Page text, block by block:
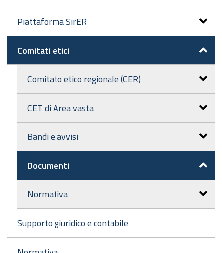
Piattaforma SirER
Comitati etici
Comitato etico regionale (CER)
CET di Area vasta
Bandi e avvisi
Documenti
Normativa
Supporto giuridico e contabile